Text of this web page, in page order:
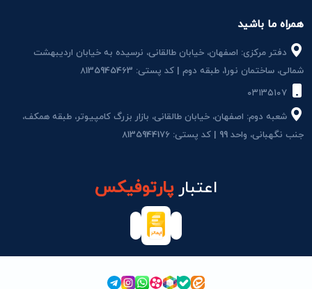
همراه ما باشید
دفتر مرکزی: اصفهان، خیابان طالقانی، نرسیده به خیابان اردیبهشت
شمالی، ساختمان نور1، طبقه دوم | کد پستی: 8135945463
شعبه دوم: اصفهان، خیابان طالقانی، بازار بزرگ کامپیوتر، طبقه همکف،
جنب نگهبانی، واحد 99 | کد پستی: 8135944176
اعتبارپارتوفیکس